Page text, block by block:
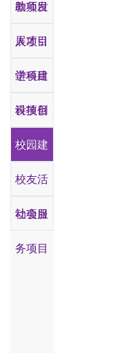
助项目
教师发
展项目
人才引
进项目
学科建
设项目
科技创
新项目
校园建
设项目
校友活
动项目
社会服
务项目